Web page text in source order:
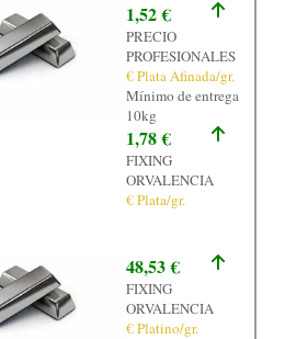
1,52 €
PRECIO
PROFESIONALES
€ Plata Afinada/gr.
Mínimo de entrega
10kg
1,78 €
FIXING
ORVALENCIA
€ Plata/gr.
48,53 €
FIXING
ORVALENCIA
€ Platino/gr.